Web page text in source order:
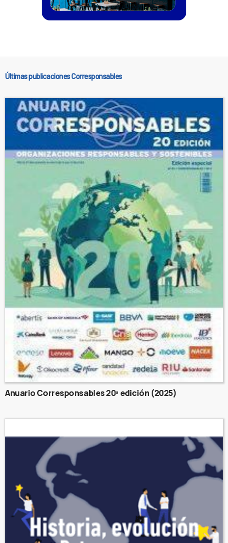
Últimas publicaciones Corresponsables
Anuario Corresponsables 20ª edición (2025)